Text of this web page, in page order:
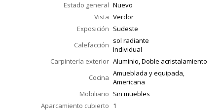
Estado general Nuevo
Vista Verdor
Exposición Sudeste
Calefacción sol radiante
Individual
Carpintería exterior Aluminio, Doble acristalamiento
Cocina Amueblada y equipada,
Americana
Mobiliario Sin muebles
Aparcamiento cubierto 1